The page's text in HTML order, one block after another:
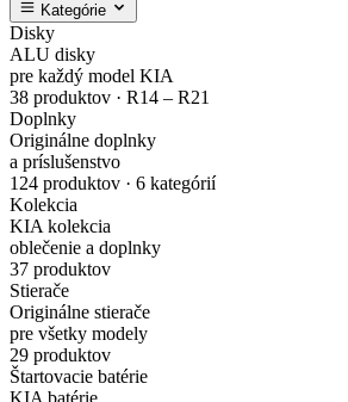
Kategórie
Zaregistruj
sa
a
nakupuj
originálne
príslušenstvo
za
výhodné
Kompletný
cenník
originálnych
náhradných
dielov
Zadajte
originálne
číslo
dielu
EV4
Zliatinový
disk
Gisa
Bicolour
7,5Jx19H2
/
5x114,3mm
/
MODE3
Nabíjacie
káble
pre
elektrické
a
PHEV
vozidlá
Sada
bezpečnostných
matíc
Dark
Chrome
Chráň
svoje
kolesá
s
Opravné
sady
laku
karosérie
v
širokej
škále
odtieňov
Disky
ALU disky
pre každý model KIA
38 produktov · R14 – R21
Doplnky
Originálne doplnky
a príslušenstvo
124 produktov · 6 kategórií
Kolekcia
KIA kolekcia
oblečenie a doplnky
37 produktov
Stierače
Originálne stierače
pre všetky modely
29 produktov
Štartovacie batérie
KIA batérie